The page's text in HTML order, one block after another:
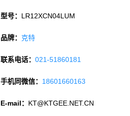
型号： LR12XCN04LUM
品牌： 克特
联系电话：021-51860181
手机同微信： 18601660163
E-mail： KT@KTGEE.NET.CN